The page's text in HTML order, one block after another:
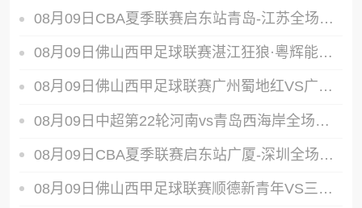
08月09日CBA夏季联赛启东站青岛-江苏全场录像
08月09日佛山西甲足球联赛湛江狂狼·粵辉能源VS三七互娱全场录像
08月09日佛山西甲足球联赛广州蜀地红VS广东客家青年全场录像
08月09日中超第22轮河南vs青岛西海岸全场录像
08月09日CBA夏季联赛启东站广厦-深圳全场录像
08月09日佛山西甲足球联赛顺德新青年VS三水乐民兴健力宝全场录像